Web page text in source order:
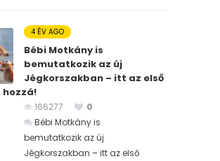
4 ÉV AGO
Bébi Motkány is
bemutatkozik az új
Jégkorszakban – itt az első
hozzá!
166277
0
Bébi Motkány is
bemutatkozik az új
Jégkorszakban – itt az első